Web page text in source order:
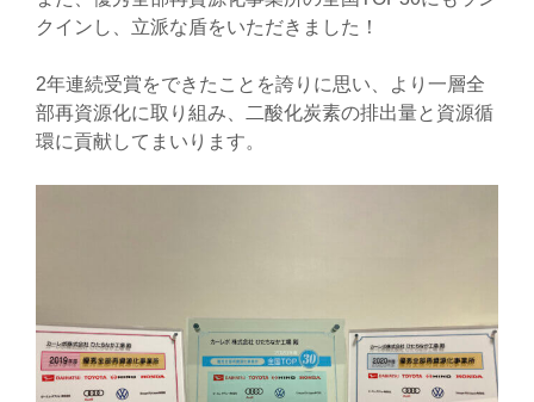
クインし、立派な盾をいただきました！
2年連続受賞をできたことを誇りに思い、より一層全
部再資源化に取り組み、二酸化炭素の排出量と資源循
環に貢献してまいります。